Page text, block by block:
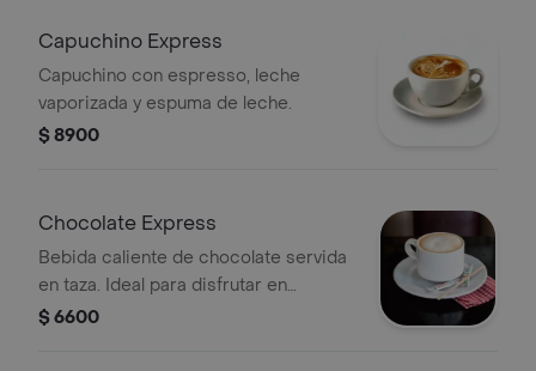
Capuchino Express
Capuchino con espresso, leche
vaporizada y espuma de leche.
$ 8900
Chocolate Express
Bebida caliente de chocolate servida
en taza. Ideal para disfrutar en
cualquier momento.
$ 6600